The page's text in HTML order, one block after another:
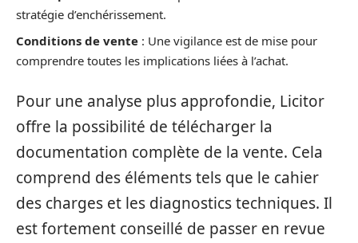
stratégie d’enchérissement.
Conditions de vente : Une vigilance est de mise pour
comprendre toutes les implications liées à l’achat.
Pour une analyse plus approfondie, Licitor
offre la possibilité de télécharger la
documentation complète de la vente. Cela
comprend des éléments tels que le cahier
des charges et les diagnostics techniques. Il
est fortement conseillé de passer en revue